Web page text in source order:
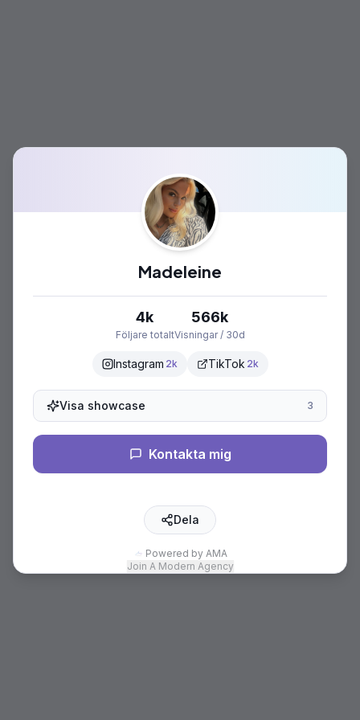
Madeleine
4k
Följare totalt
566k
Visningar / 30d
Instagram 2k TikTok 2k
Visa showcase 3
Kontakta mig
Dela
Powered by AMA
Join A Modern Agency